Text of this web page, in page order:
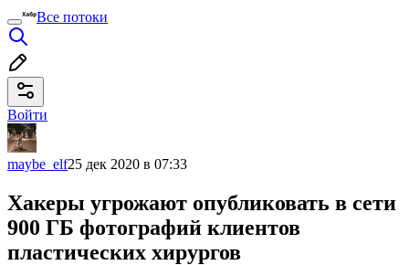
Все потоки
Войти
maybe_elf25 дек 2020 в 07:33
Хакеры угрожают опубликовать в сети
900 ГБ фотографий клиентов
пластических хирургов